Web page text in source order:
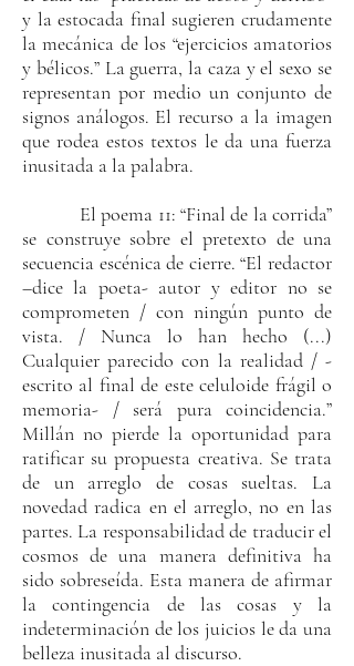
y la estocada final sugieren crudamente
la mecánica de los “ejercicios amatorios
y bélicos.” La guerra, la caza y el sexo se
representan por medio un conjunto de
signos análogos. El recurso a la imagen
que rodea estos textos le da una fuerza
inusitada a la palabra.
El poema 11: “Final de la corrida”
se construye sobre el pretexto de una
secuencia escénica de cierre. “El redactor
–dice la poeta- autor y editor no se
comprometen / con ningún punto de
vista. / Nunca lo han hecho (...)
Cualquier parecido con la realidad / -
escrito al final de este celuloide frágil o
memoria- / será pura coincidencia.”
Millán no pierde la oportunidad para
ratificar su propuesta creativa. Se trata
de un arreglo de cosas sueltas. La
novedad radica en el arreglo, no en las
partes. La responsabilidad de traducir el
cosmos de una manera definitiva ha
sido sobreseída. Esta manera de afirmar
la contingencia de las cosas y la
indeterminación de los juicios le da una
belleza inusitada al discurso.